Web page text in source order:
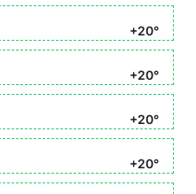
+20°
+20°
+20°
+20°